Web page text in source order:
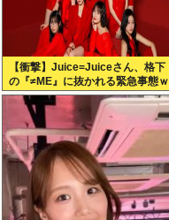
【衝撃】Juice=Juiceさん、格下
の『≠ME』に抜かれる緊急事態ｗ
ｗｗｗｗｗｗｗｗｗｗｗ